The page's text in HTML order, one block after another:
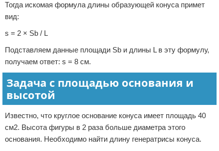
Тогда искомая формула длины образующей конуса примет
вид:
s = 2 × Sb / L
Подставляем данные площади Sb и длины L в эту формулу,
получаем ответ: s = 8 см.
Задача с площадью основания и
высотой
Известно, что круглое основание конуса имеет площадь 40
см2. Высота фигуры в 2 раза больше диаметра этого
основания. Необходимо найти длину генератрисы конуса.